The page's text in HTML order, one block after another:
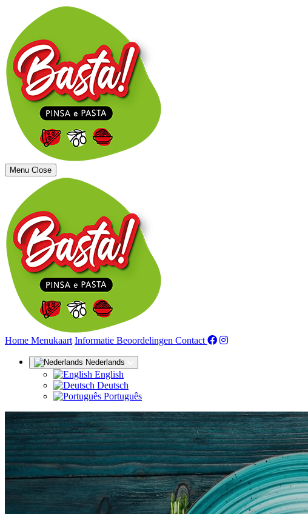
Menu Close
Home (huidige)
Menukaart Informatie Beoordelingen Contact
Nederlands
English
Deutsch
Português